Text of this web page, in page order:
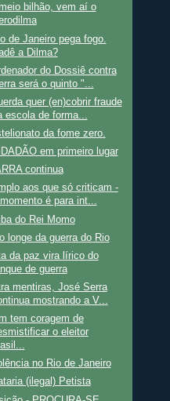
bilhão, vem aí o
de Janeiro pega fogo.
a Dilma?
do Dossiê contra
será o quinto "...
quer (en)cobrir fraude
escola de forma...
da fome zero.
em primeiro lugar
continua
aos que só criticam -
é para int...
do Rei Momo
longe da guerra do Rio
da paz vira lírico do
de guerra
mentiras, José Serra
mostrando a V...
tem coragem de
o eleitor
no Rio de Janeiro
(ilegal) Petista